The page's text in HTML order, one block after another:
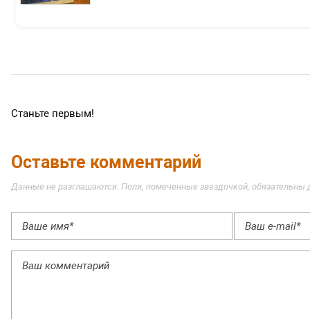
Станьте первым!
Оставьте комментарий
Данные не разглашаются. Поля, помеченные звездочкой, обязательны